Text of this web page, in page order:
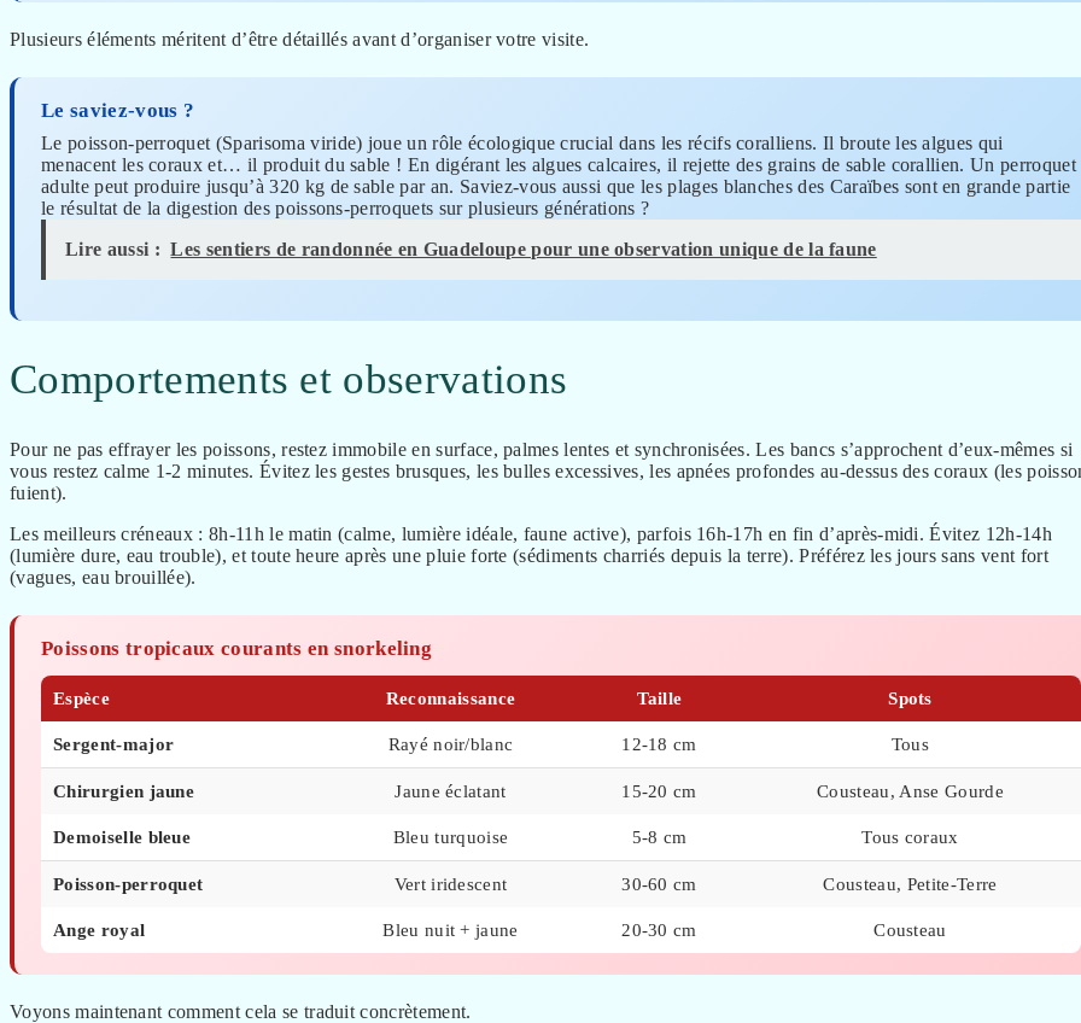
Plusieurs éléments méritent d’être détaillés avant d’organiser votre visite.
Le saviez-vous ?
Le poisson-perroquet (Sparisoma viride) joue un rôle écologique crucial dans les récifs coralliens. Il broute les algues qui
menacent les coraux et… il produit du sable ! En digérant les algues calcaires, il rejette des grains de sable corallien. Un perroquet
adulte peut produire jusqu’à 320 kg de sable par an. Saviez-vous aussi que les plages blanches des Caraïbes sont en grande partie
le résultat de la digestion des poissons-perroquets sur plusieurs générations ?
Lire aussi : Les sentiers de randonnée en Guadeloupe pour une observation unique de la faune
Comportements et observations
Pour ne pas effrayer les poissons, restez immobile en surface, palmes lentes et synchronisées. Les bancs s’approchent d’eux-mêmes si
vous restez calme 1-2 minutes. Évitez les gestes brusques, les bulles excessives, les apnées profondes au-dessus des coraux (les
fuient).
Les meilleurs créneaux : 8h-11h le matin (calme, lumière idéale, faune active), parfois 16h-17h en fin d’après-midi. Évitez 12h-14h
(lumière dure, eau trouble), et toute heure après une pluie forte (sédiments charriés depuis la terre). Préférez les jours sans vent fort
(vagues, eau brouillée).
Poissons tropicaux courants en snorkeling
Espèce Reconnaissance Taille Spots
Sergent-major Rayé noir/blanc 12-18 cm Tous
Chirurgien jaune Jaune éclatant 15-20 cm Cousteau, Anse Gourde
Demoiselle bleue Bleu turquoise 5-8 cm Tous coraux
Poisson-perroquet Vert iridescent 30-60 cm Cousteau, Petite-Terre
Ange royal Bleu nuit + jaune 20-30 cm Cousteau
Voyons maintenant comment cela se traduit concrètement.